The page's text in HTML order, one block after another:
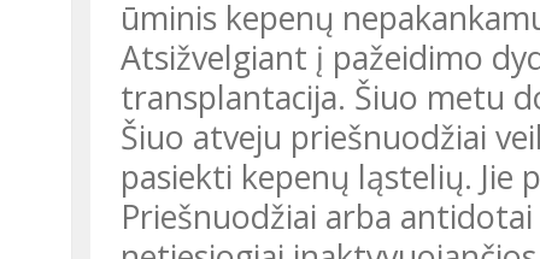
ūminis kepenų
Atsižvelgiant į pažeidimo
transplantacija. Šiuo metu
Šiuo atveju priešnuodžiai
pasiekti kepenų ląstelių. Jie
Priešnuodžiai arba